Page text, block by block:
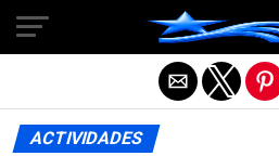
ACTIVIDADES
Salir de la